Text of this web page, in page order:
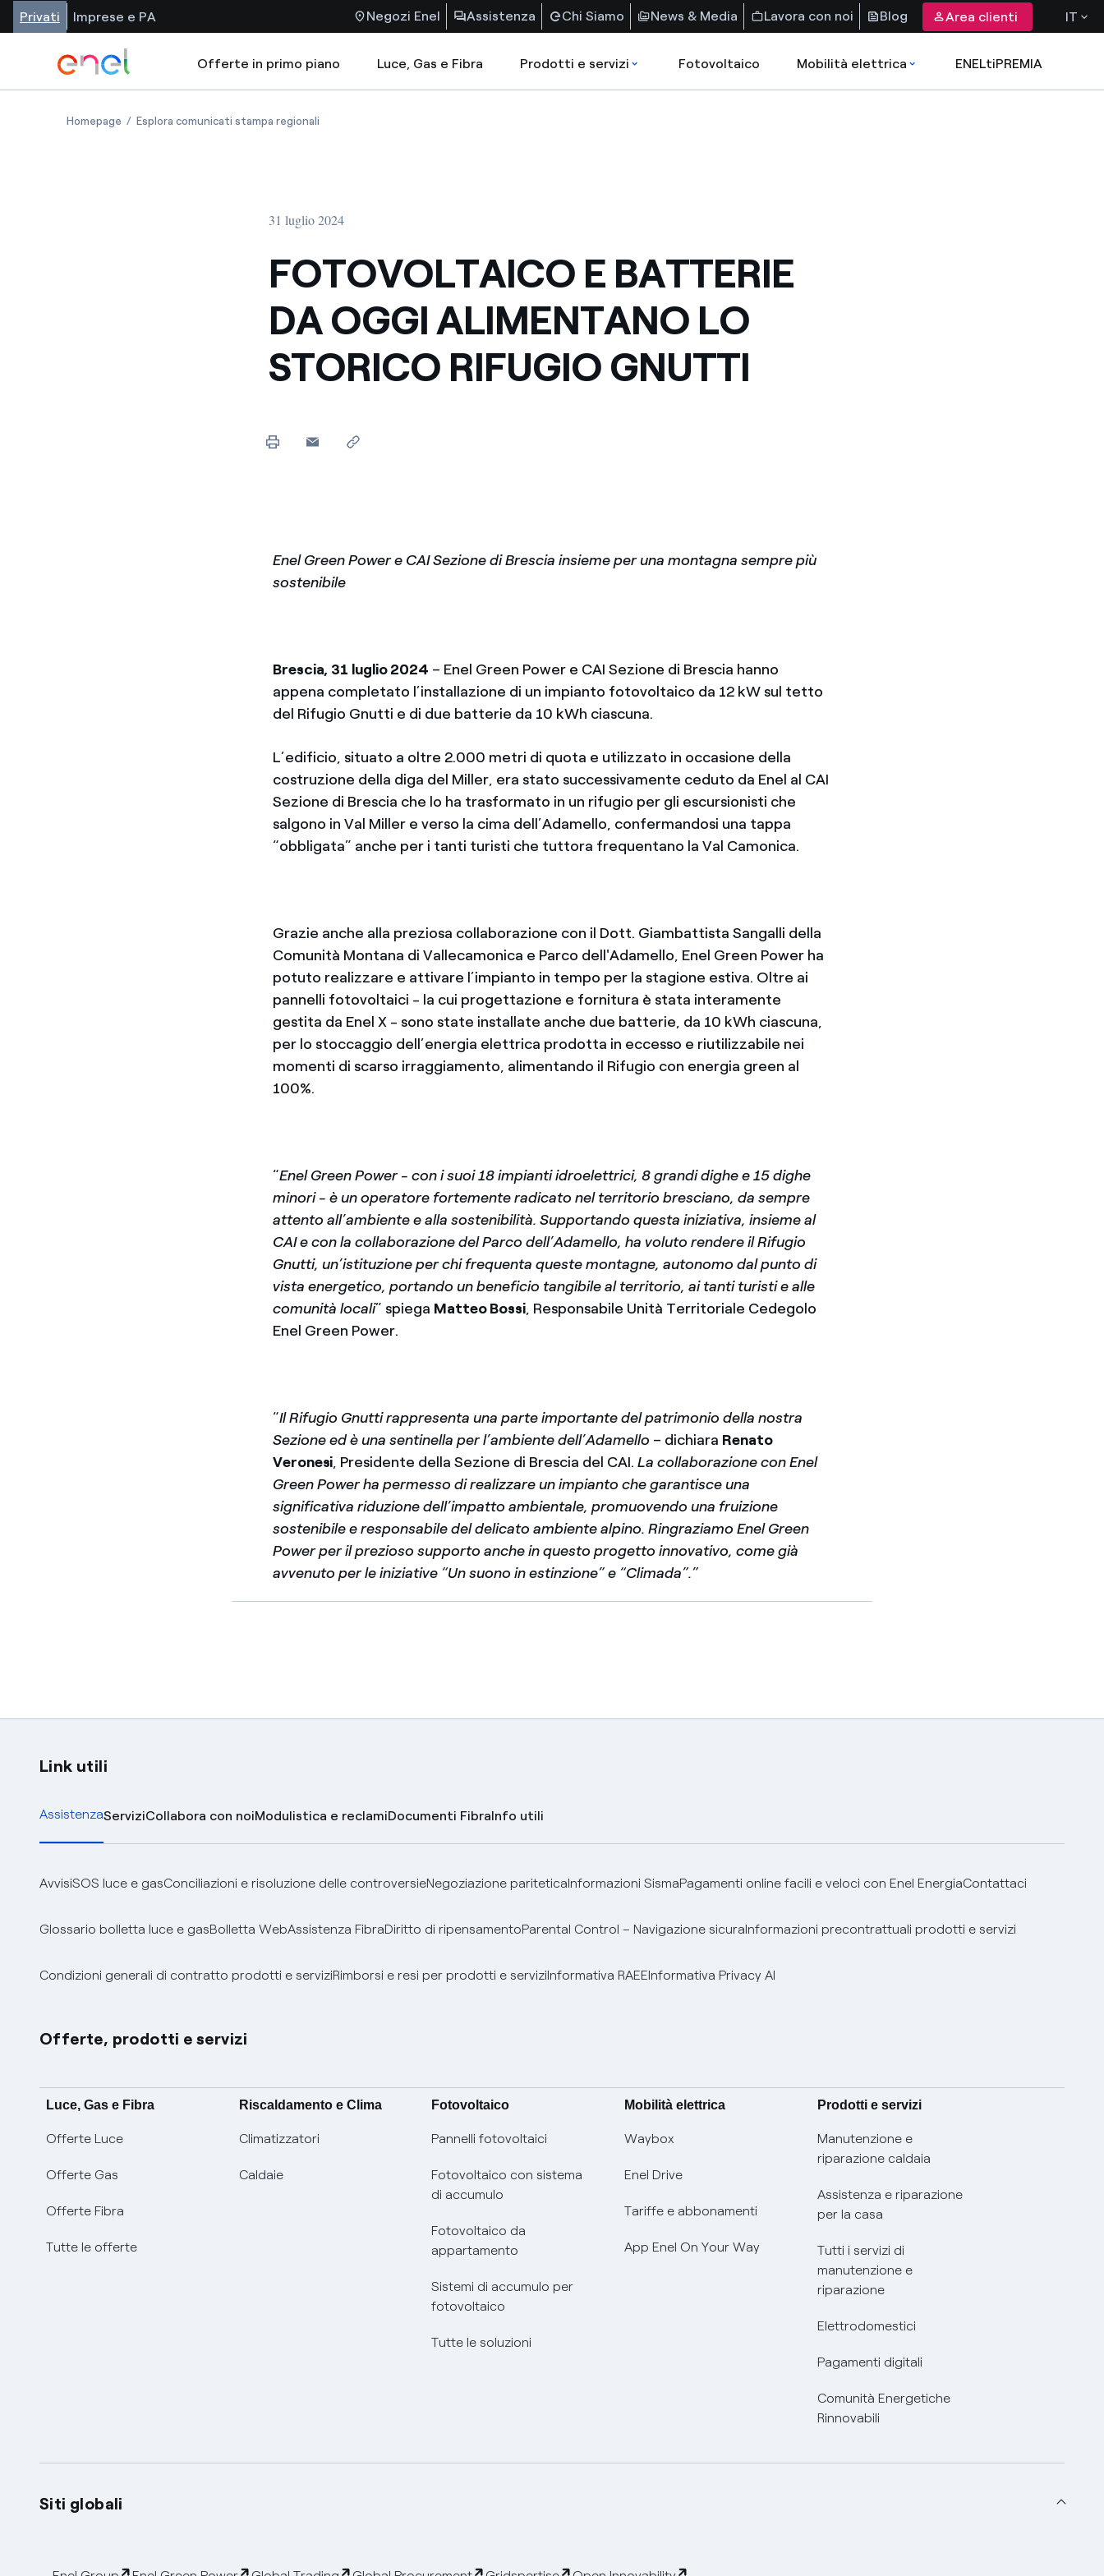
Privati Imprese e PA Negozi Enel Assistenza Chi Siamo News & Media Lavora con noi Blog Area clienti IT
Offerte in primo piano Luce, Gas e Fibra Prodotti e servizi Fotovoltaico Mobilità elettrica ENELtiPREMIA
Homepage Esplora comunicati stampa regionali
31 luglio 2024
FOTOVOLTAICO E BATTERIE
DA OGGI ALIMENTANO LO
STORICO RIFUGIO GNUTTI
Enel Green Power e CAI Sezione di Brescia insieme per una montagna sempre più
sostenibile
Brescia, 31 luglio 2024 – Enel Green Power e CAI Sezione di Brescia hanno
appena completato l’installazione di un impianto fotovoltaico da 12 kW sul tetto
del Rifugio Gnutti e di due batterie da 10 kWh ciascuna.
L’edificio, situato a oltre 2.000 metri di quota e utilizzato in occasione della
costruzione della diga del Miller, era stato successivamente ceduto da Enel al CAI
Sezione di Brescia che lo ha trasformato in un rifugio per gli escursionisti che
salgono in Val Miller e verso la cima dell’Adamello, confermandosi una tappa
“obbligata” anche per i tanti turisti che tuttora frequentano la Val Camonica.
Grazie anche alla preziosa collaborazione con il Dott. Giambattista Sangalli della
Comunità Montana di Vallecamonica e Parco dell'Adamello, Enel Green Power ha
potuto realizzare e attivare l’impianto in tempo per la stagione estiva. Oltre ai
pannelli fotovoltaici - la cui progettazione e fornitura è stata interamente
gestita da Enel X - sono state installate anche due batterie, da 10 kWh ciascuna,
per lo stoccaggio dell’energia elettrica prodotta in eccesso e riutilizzabile nei
momenti di scarso irraggiamento, alimentando il Rifugio con energia green al
100%.
“Enel Green Power - con i suoi 18 impianti idroelettrici, 8 grandi dighe e 15 dighe
minori - è un operatore fortemente radicato nel territorio bresciano, da sempre
attento all’ambiente e alla sostenibilità. Supportando questa iniziativa, insieme al
CAI e con la collaborazione del Parco dell’Adamello, ha voluto rendere il Rifugio
Gnutti, un’istituzione per chi frequenta queste montagne, autonomo dal punto di
vista energetico, portando un beneficio tangibile al territorio, ai tanti turisti e alle
comunità locali” spiega Matteo Bossi, Responsabile Unità Territoriale Cedegolo
Enel Green Power.
“Il Rifugio Gnutti rappresenta una parte importante del patrimonio della nostra
Sezione ed è una sentinella per l’ambiente dell’Adamello – dichiara Renato
Veronesi, Presidente della Sezione di Brescia del CAI.La collaborazione con Enel
Green Power ha permesso di realizzare un impianto che garantisce una
significativa riduzione dell’impatto ambientale, promuovendo una fruizione
sostenibile e responsabile del delicato ambiente alpino. Ringraziamo Enel Green
Power per il prezioso supporto anche in questo progetto innovativo, come già
avvenuto per le iniziative “Un suono in estinzione” e “Climada”.”
Link utili
AssistenzaServiziCollabora con noiModulistica e reclamiDocumenti FibraInfo utili
AvvisiSOS luce e gasConciliazioni e risoluzione delle controversieNegoziazione pariteticaInformazioni SismaPagamenti online facili e veloci con Enel EnergiaContattaci
Glossario bolletta luce e gasBolletta WebAssistenza FibraDiritto di ripensamentoParental Control – Navigazione sicuraInformazioni precontrattuali prodotti e servizi
Condizioni generali di contratto prodotti e serviziRimborsi e resi per prodotti e serviziInformativa RAEEInformativa Privacy AI
Offerte, prodotti e servizi
Luce, Gas e Fibra
Offerte Luce
Offerte Gas
Offerte Fibra
Tutte le offerte
Riscaldamento e Clima
Climatizzatori
Caldaie
Fotovoltaico
Pannelli fotovoltaici
Fotovoltaico con sistema
di accumulo
Fotovoltaico da
appartamento
Sistemi di accumulo per
fotovoltaico
Tutte le soluzioni
Mobilità elettrica
Waybox
Enel Drive
Tariffe e abbonamenti
App Enel On Your Way
Prodotti e servizi
Manutenzione e
riparazione caldaia
Assistenza e riparazione
per la casa
Tutti i servizi di
manutenzione e
riparazione
Elettrodomestici
Pagamenti digitali
Comunità Energetiche
Rinnovabili
Siti globali